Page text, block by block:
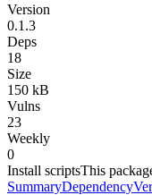
Version
0.1.3
Deps
18
Size
150 kB
Vulns
23
Weekly
0
Install scriptsThis
SummaryDependency